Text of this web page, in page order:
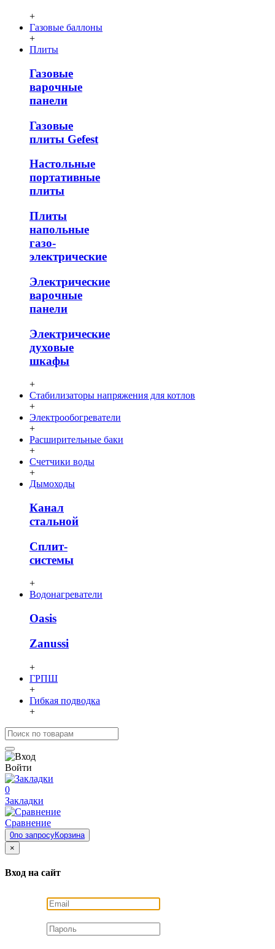
+
Газовые баллоны
+
Плиты
Газовые
варочные
панели
Газовые
плиты Gefest
Настольные
портативные
плиты
Плиты
напольные
газо-
электрические
Электрические
варочные
панели
Электрические
духовые
шкафы
+
Стабилизаторы напряжения для котлов
+
Электрообогреватели
+
Расширительные баки
+
Счетчики воды
+
Дымоходы
Канал
стальной
Сплит-
системы
+
Водонагреватели
Oasis
Zanussi
+
ГРПШ
+
Гибкая подводка
+
Войти
0
Закладки
Сравнение
0по запросуКорзина
×
Вход на сайт